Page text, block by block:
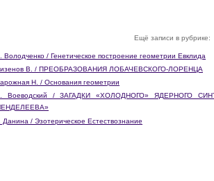
Ещё записи в рубрике:
Володченко / Генетическое построение геометрии Евклида
В. / ПРЕОБРАЗОВАНИЯ ЛОБАЧЕВСКОГО-ЛОРЕНЦА
Н. / Основания геометрии
Воеводский / ЗАГАДКИ «ХОЛОДНОГО» ЯДЕРНОГО
Данина / Эзотерическое Естествознание